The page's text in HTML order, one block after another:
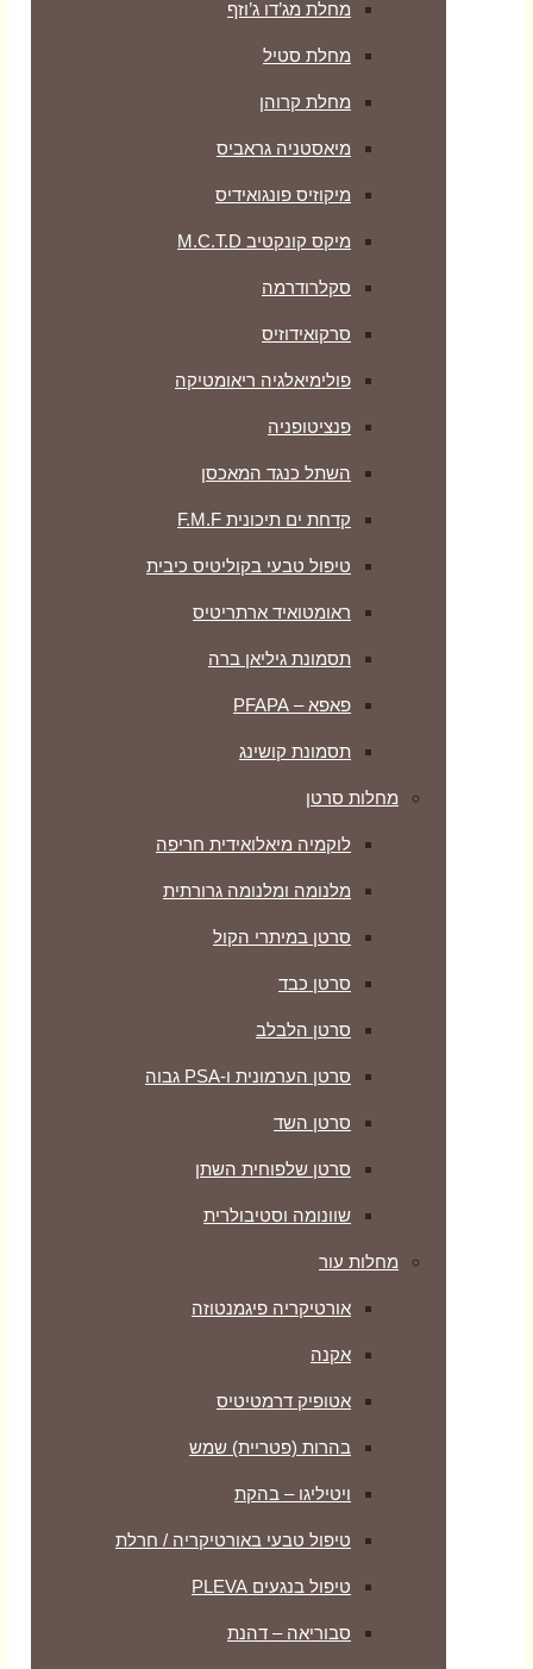
מחלת מג’דו ג’וזף
מחלת סטיל
מחלת קרוהן
מיאסטניה גראביס
מיקוזיס פונגואידיס
מיקס קונקטיב M.C.T.D
סקלרודרמה
סרקואידוזיס
פולימיאלגיה ריאומטיקה
‏פנציטופניה
השתל כנגד המאכסן
קדחת ים תיכונית F.M.F
טיפול טבעי בקוליטיס כיבית
ראומטואיד ארתריטיס
תסמונת גיליאן ברה
פאפא – PFAPA
תסמונת קושינג
מחלות סרטן
לוקמיה מיאלואידית חריפה
מלנומה ומלנומה גרורתית
סרטן במיתרי הקול
סרטן כבד
סרטן הלבלב
סרטן הערמונית ו-PSA גבוה
סרטן השד
סרטן שלפוחית השתן
שוונומה וסטיבולרית
מחלות עור
אורטיקריה פיגמנטוזה
אקנה
אטופיק דרמטיטיס
בהרות (פטריית) שמש
ויטיליגו – בהקת
טיפול טבעי באורטיקריה / חרלת
טיפול בנגעים PLEVA
סבוריאה – דהנת